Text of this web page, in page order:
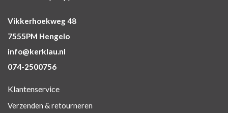
Vikkerhoekweg 48
7555PM Hengelo
info@kerklau.nl
074-2500756
Klantenservice
Verzenden & retourneren